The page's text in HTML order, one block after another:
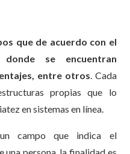
que de acuerdo con el
se encuentran
entre otros. Cada
propias que lo
en sistemas en línea.
campo que indica el